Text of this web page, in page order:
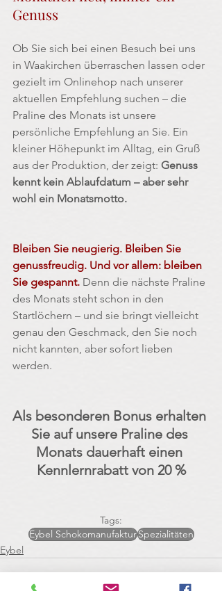
Genuss
Ob Sie sich bei einen Besuch bei uns
in Waakirchen überraschen lassen oder
gezielt im Onlinehop nach unserer
aktuellen Empfehlung suchen – die
Praline des Monats ist unsere
persönliche Empfehlung an Sie. Ein
kleiner Höhepunkt im Alltag, ein Gruß
aus der Produktion, der zeigt: Genuss
kennt kein Ablaufdatum – aber sehr
wohl ein Monatsmotto.
Bleiben Sie neugierig. Bleiben Sie
genussfreudig. Und vor allem: bleiben
Sie gespannt. Denn die nächste Praline
des Monats steht schon in den
Startlöchern – und sie bringt vielleicht
genau den Geschmack, den Sie noch
nicht kannten, aber sofort lieben
werden.
Als besonderen Bonus erhalten
Sie auf unsere Praline des
Monats dauerhaft einen
Kennlernrabatt von 20 %
Tags:
Eybel SchokomanufakturSpezialitäten
Eybel